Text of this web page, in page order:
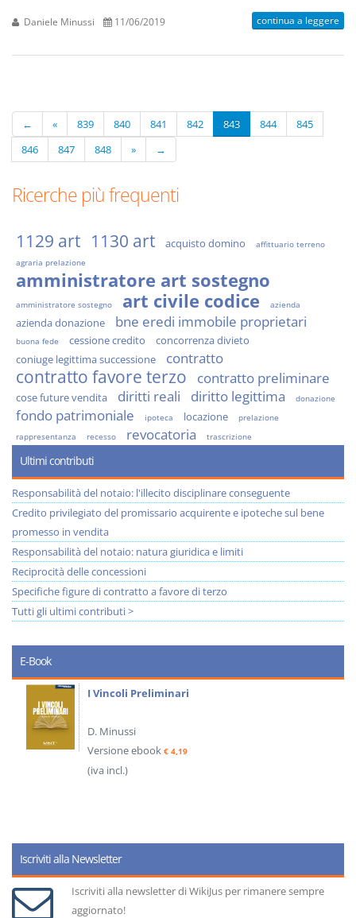
Daniele Minussi 11/06/2019 continua a leggere
← « 839 840 841 842 843 844
845
846
847 848 » →
Ricerche più frequenti
1129 art 1130 art acquisto domino
affittuario terreno
agraria prelazione
amministratore art sostegno
amministratore sostegno art civile codice azienda
azienda donazione bne eredi immobile proprietari
buona fede cessione credito
concorrenza divieto
coniuge legittima successione
contratto
contratto favore terzo contratto preliminare
cose future vendita diritti reali diritto legittima donazione
fondo patrimoniale ipoteca locazione
prelazione
rappresentanza
recesso revocatoria trascrizione
Ultimi contributi
Responsabilità del notaio: l'illecito disciplinare conseguente
Credito privilegiato del promissario acquirente e ipoteche sul bene
promesso in vendita
Responsabilità del notaio: natura giuridica e limiti
Reciprocità delle concessioni
Specifiche figure di contratto a favore di terzo
Tutti gli ultimi contributi >
E-Book
I Vincoli Preliminari
D. Minussi
Versione ebook € 4,19
(iva incl.)
Iscriviti alla Newsletter
Iscriviti alla newsletter di WikiJus per rimanere sempre
aggiornato!